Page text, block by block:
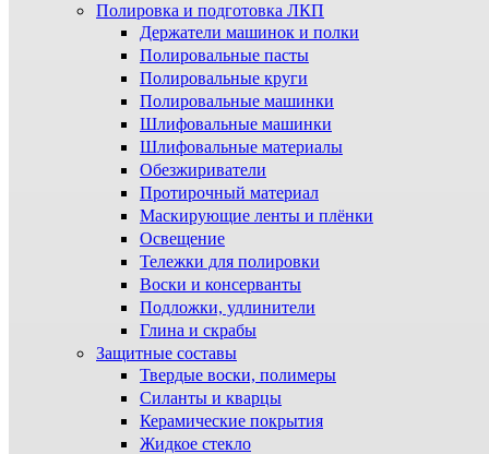
Полировка и подготовка ЛКП
Держатели машинок и полки
Полировальные пасты
Полировальные круги
Полировальные машинки
Шлифовальные машинки
Шлифовальные материалы
Обезжириватели
Протирочный материал
Маскирующие ленты и плёнки
Освещение
Тележки для полировки
Воски и консерванты
Подложки, удлинители
Глина и скрабы
Защитные составы
Твердые воски, полимеры
Силанты и кварцы
Керамические покрытия
Жидкое стекло